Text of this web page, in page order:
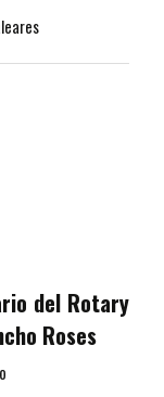
del Rotary
Roses